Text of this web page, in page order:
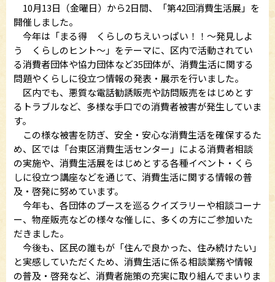
10月13日（金曜日）から2日間、「第42回消費生活展」を
開催しました。
今年は「まる得 くらしのちえいっぱい！！～発見しよ
う くらしのヒント～」をテーマに、区内で活動されてい
る消費者団体や協力団体など35団体が、消費生活に関する
問題やくらしに役立つ情報の発表・展示を行いました。
区内でも、悪質な電話勧誘販売や訪問販売をはじめとす
るトラブルなど、多様な手口での消費者被害が発生していま
す。
この様な被害を防ぎ、安全・安心な消費生活を確保するた
め、区では「台東区消費生活センター」による消費者相談
の実施や、消費生活展をはじめとする各種イベント・くら
しに役立つ講座などを通じて、消費生活に関する情報の普
及・啓発に努めています。
今年も、各団体のブースを巡るクイズラリーや相談コーナ
ー、物産販売などの様々な催しに、多くの方にご参加いた
だきました。
今後も、区民の誰もが「住んで良かった、住み続けたい」
と実感していただくため、消費生活に係る相談業務や情報
の普及・啓発など、消費者施策の充実に取り組んでまいりま